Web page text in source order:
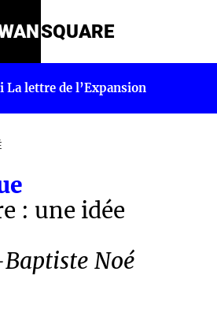
SQUARE
La lettre de l’Expansion
: une idée
Noé